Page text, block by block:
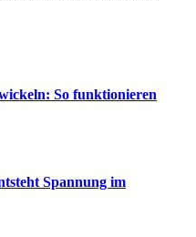
So funktionieren
Spannung im